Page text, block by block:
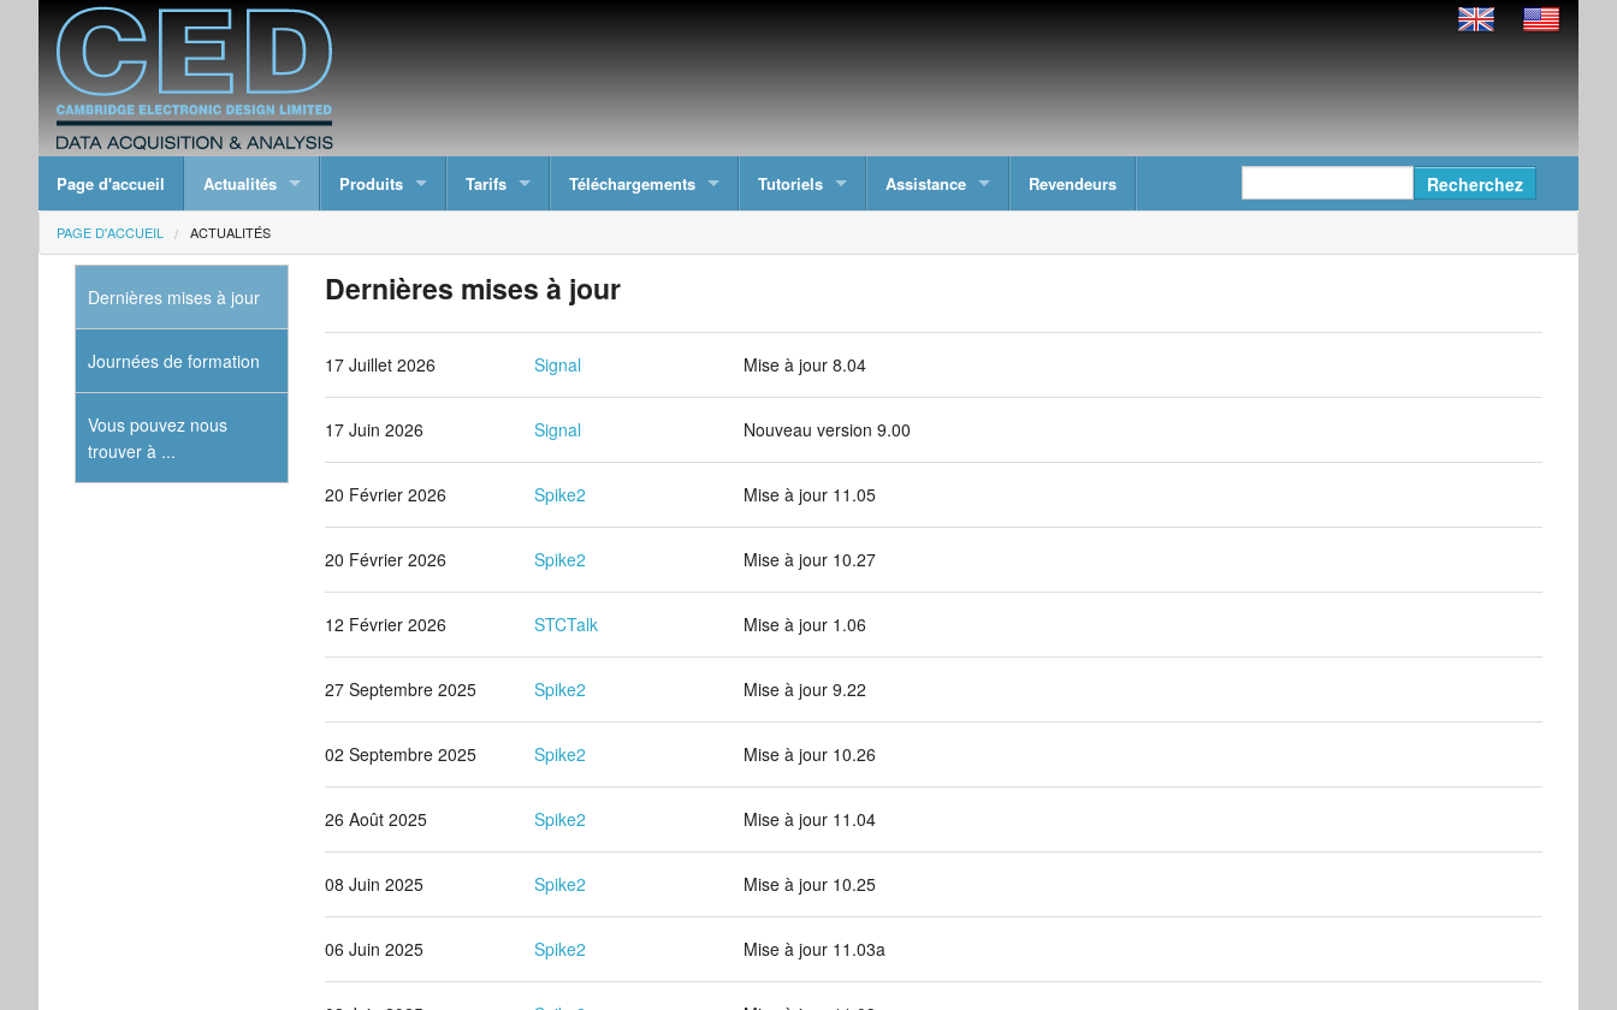
Page d'accueil Actualités Produits Tarifs Téléchargements Tutoriels Assistance Revendeurs
PAGE D'ACCUEIL ACTUALITÉS
Dernières mises à jour
17 Juillet 2026 Signal Mise à jour 8.04
17 Juin 2026 Signal Nouveau version 9.00
20 Février 2026 Spike2 Mise à jour 11.05
20 Février 2026 Spike2 Mise à jour 10.27
12 Février 2026 STCTalk Mise à jour 1.06
27 Septembre 2025 Spike2 Mise à jour 9.22
02 Septembre 2025 Spike2 Mise à jour 10.26
26 Août 2025 Spike2 Mise à jour 11.04
08 Juin 2025 Spike2 Mise à jour 10.25
06 Juin 2025 Spike2 Mise à jour 11.03a
Dernières mises à jour
Journées de formation
Vous pouvez nous
trouver à ...